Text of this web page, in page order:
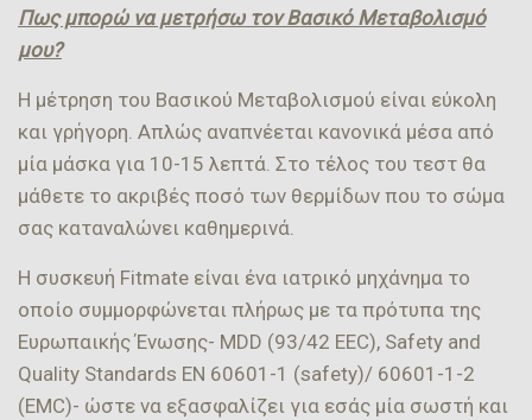
Πως μπορώ να μετρήσω τον Βασικό Μεταβολισμό
μου?
Η μέτρηση του Βασικού Μεταβολισμού είναι εύκολη
και γρήγορη. Απλώς αναπνέεται κανονικά μέσα από
μία μάσκα για 10-15 λεπτά. Στο τέλος του τεστ θα
μάθετε το ακριβές ποσό των θερμίδων που το σώμα
σας καταναλώνει καθημερινά.
Η συσκευή Fitmate είναι ένα ιατρικό μηχάνημα το
οποίο συμμορφώνεται πλήρως με τα πρότυπα της
Ευρωπαικής Ένωσης- MDD (93/42 EEC), Safety and
Quality Standards EN 60601-1 (safety)/ 60601-1-2
(EMC)- ώστε να εξασφαλίζει για εσάς μία σωστή και